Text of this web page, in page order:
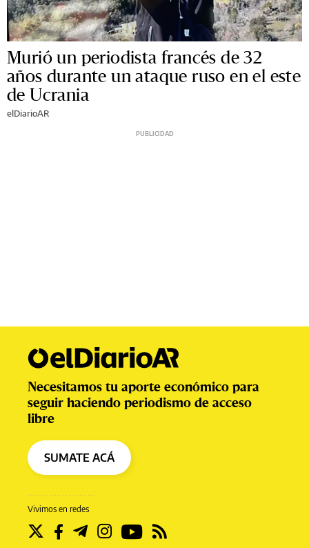
Murió un periodista francés de 32
años durante un ataque ruso en el este
de Ucrania
elDiarioAR
Vivimos en redes
Necesitamos tu aporte económico para
seguir haciendo periodismo de acceso
libre
SUMATE ACÁ